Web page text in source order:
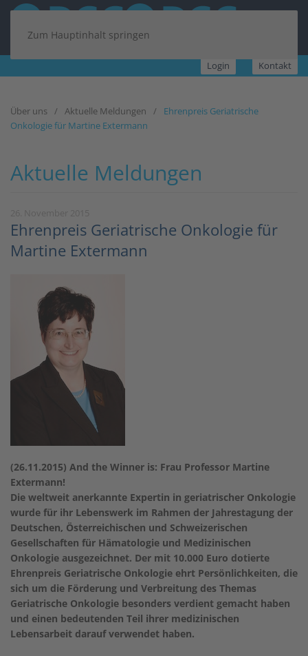
Zum Hauptinhalt springen
Login Kontakt
Über uns Aktuelle Meldungen
Ehrenpreis Geriatrische
Onkologie für Martine Extermann
Aktuelle Meldungen
Ehrenpreis Geriatrische Onkologie für
Martine Extermann
(26.11.2015) And the Winner is: Frau Professor Martine
Extermann!
Die weltweit anerkannte Expertin in geriatrischer Onkologie
wurde für ihr Lebenswerk im Rahmen der Jahrestagung der
Deutschen, Österreichischen und Schweizerischen
Gesellschaften für Hämatologie und Medizinischen
Onkologie ausgezeichnet. Der mit 10.000 Euro dotierte
Ehrenpreis Geriatrische Onkologie ehrt Persönlichkeiten, die
sich um die Förderung und Verbreitung des Themas
Geriatrische Onkologie besonders verdient gemacht haben
und einen bedeutenden Teil ihrer medizinischen
Lebensarbeit darauf verwendet haben.